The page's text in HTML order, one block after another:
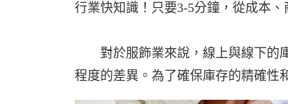
行業快知識！只要3-5分鐘，從成本
對於服飾業來說，線上與線下的庫
程度的差異。為了確保庫存的精確性